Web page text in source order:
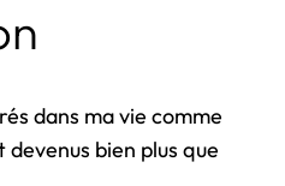
dans ma vie comme
devenus bien plus que